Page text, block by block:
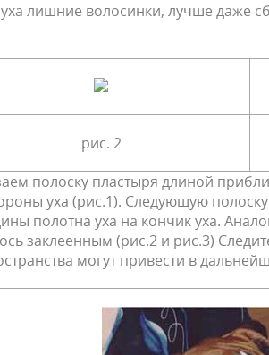
лишние волосинки, лучше даже
рис. 2
полоску пластыря длиной
уха (рис.1). Следующую
полотна уха на кончик уха.
заклеенным (рис.2 и рис.3)
могут привести в